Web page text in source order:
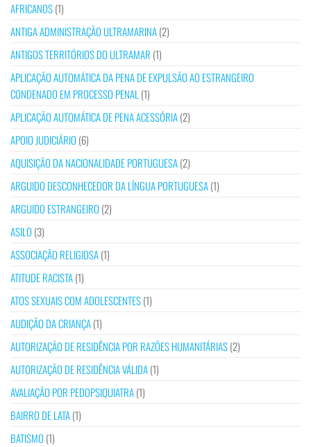
AFRICANOS(1)
ANTIGA ADMINISTRAÇÃO ULTRAMARINA(2)
ANTIGOS TERRITÓRIOS DO ULTRAMAR (1)
APLICAÇÃO AUTOMÁTICA DA PENA DE EXPULSÃO AO ESTRANGEIRO
CONDENADO EM PROCESSO PENAL (1)
APLICAÇÃO AUTOMÁTICA DE PENA ACESSÓRIA(2)
APOIO JUDICIÁRIO (6)
AQUISIÇÃO DA NACIONALIDADE PORTUGUESA(2)
ARGUIDO DESCONHECEDOR DA LÍNGUA PORTUGUESA(1)
ARGUIDO ESTRANGEIRO (2)
ASILO (3)
ASSOCIAÇÃO RELIGIOSA(1)
ATITUDE RACISTA(1)
ATOS SEXUAIS COM ADOLESCENTES(1)
AUDIÇÃO DA CRIANÇA(1)
AUTORIZAÇÃO DE RESIDÊNCIA POR RAZÕES HUMANITÁRIAS(2)
AUTORIZAÇÃO DE RESIDÊNCIA VÁLIDA(1)
AVALIAÇÃO POR PEDOPSIQUIATRA(1)
BAIRRO DE LATA(1)
BATISMO (1)